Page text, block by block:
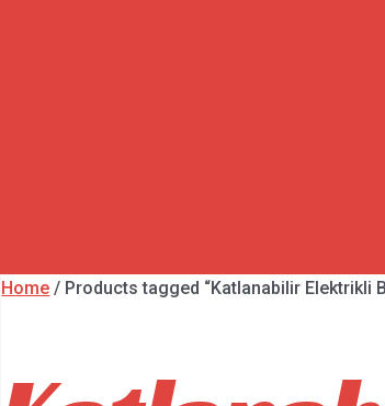
Home / Products tagged “Katlanabilir Elektrikli